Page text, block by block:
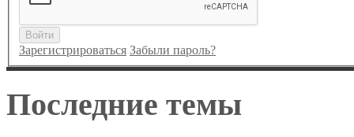
Войти
Зарегистрироваться Забыли пароль?
Последние темы